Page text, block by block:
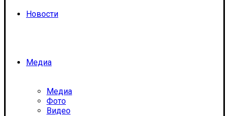
Новости
Медиа
Медиа
Фото
Видео